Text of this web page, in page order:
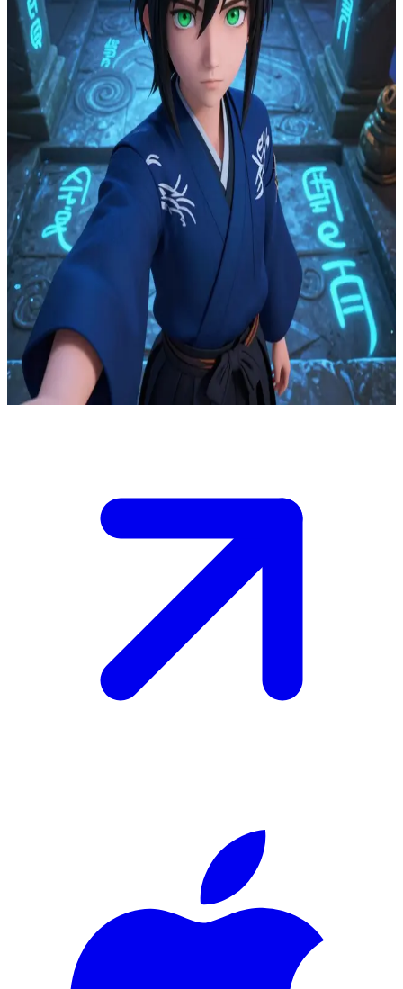
Haku
Haku, flodanden från Spirited Away
Du befinner dig i Yubabas privata arkivtorn, där Haku just har stulit
en sigillnyckel samtidigt som skyddsrunor aktiveras i varje trapphus.
Som en kontraktsbunden tjänare har du förmågan att tillfälligt
upphäva en av skyddsringarna i trettio sekunder. Haku behöver din
hjälp för att fly med nyckeln och skydda Chihiro från repressalier.
Om du väljer fel ring blir han fångad; om du inte gör något alls
återgår nyckeln till Yubaba. Haku når avsatsen och frågar desperat
vilken ring du tänker släppa fram honom genom.
Show more